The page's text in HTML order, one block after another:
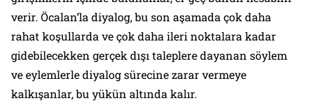
verir. Öcalan’la diyalog, bu son aşamada çok daha
rahat koşullarda ve çok daha ileri noktalara kadar
gidebilecekken gerçek dışı taleplere dayanan söylem
ve eylemlerle diyalog sürecine zarar vermeye
kalkışanlar, bu yükün altında kalır.